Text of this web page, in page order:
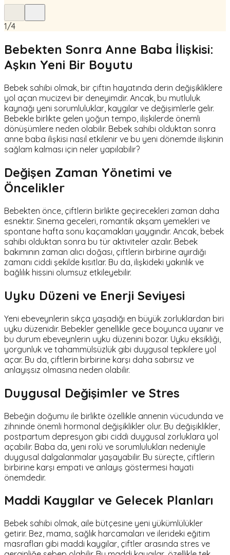
1/4
Bebekten Sonra Anne Baba İlişkisi:
Aşkın Yeni Bir Boyutu
Bebek sahibi olmak, bir çiftin hayatında derin değişikliklere
yol açan mucizevi bir deneyimdir. Ancak, bu mutluluk
kaynağı yeni sorumluluklar, kaygılar ve değişimlerle gelir.
Bebekle birlikte gelen yoğun tempo, ilişkilerde önemli
dönüşümlere neden olabilir. Bebek sahibi olduktan sonra
anne baba ilişkisi nasıl etkilenir ve bu yeni dönemde ilişkinin
sağlam kalması için neler yapılabilir?
Değişen Zaman Yönetimi ve
Öncelikler
Bebekten önce, çiftlerin birlikte geçirecekleri zaman daha
esnektir. Sinema geceleri, romantik akşam yemekleri ve
spontane hafta sonu kaçamakları yaygındır. Ancak, bebek
sahibi olduktan sonra bu tür aktiviteler azalır. Bebek
bakımının zaman alıcı doğası, çiftlerin birbirine ayırdığı
zamanı ciddi şekilde kısıtlar. Bu da, ilişkideki yakınlık ve
bağlılık hissini olumsuz etkileyebilir.
Uyku Düzeni ve Enerji Seviyesi
Yeni ebeveynlerin sıkça yaşadığı en büyük zorluklardan biri
uyku düzenidir. Bebekler genellikle gece boyunca uyanır ve
bu durum ebeveynlerin uyku düzenini bozar. Uyku eksikliği,
yorgunluk ve tahammülsüzlük gibi duygusal tepkilere yol
açar. Bu da, çiftlerin birbirine karşı daha sabırsız ve
anlayışsız olmasına neden olabilir.
Duygusal Değişimler ve Stres
Bebeğin doğumu ile birlikte özellikle annenin vücudunda ve
zihninde önemli hormonal değişiklikler olur. Bu değişiklikler,
postpartum depresyon gibi ciddi duygusal zorluklara yol
açabilir. Baba da, yeni rolü ve sorumlulukları nedeniyle
duygusal dalgalanmalar yaşayabilir. Bu süreçte, çiftlerin
birbirine karşı empati ve anlayış göstermesi hayati
önemdedir.
Maddi Kaygılar ve Gelecek Planları
Bebek sahibi olmak, aile bütçesine yeni yükümlülükler
getirir. Bez, mama, sağlık harcamaları ve ilerideki eğitim
masrafları gibi maddi kaygılar, çiftler arasında stres ve